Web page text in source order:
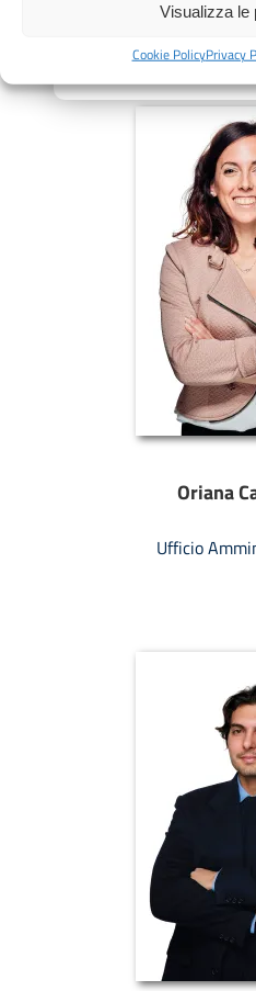
Visualizza le
Cookie PolicyPrivacy
Responsabile
Oriana
Ufficio